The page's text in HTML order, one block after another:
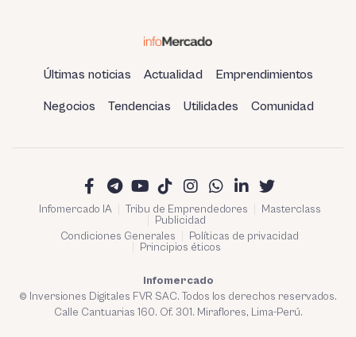
Últimas noticias Actualidad Emprendimientos
Negocios Tendencias Utilidades Comunidad
Infomercado IA Tribu de Emprendedores
Masterclass
Publicidad
Condiciones Generales
Políticas de privacidad
Principios éticos
Infomercado
© Inversiones Digitales FVR SAC. Todos los derechos reservados.
Calle Cantuarias 160. Of. 301. Miraflores, Lima-Perú.